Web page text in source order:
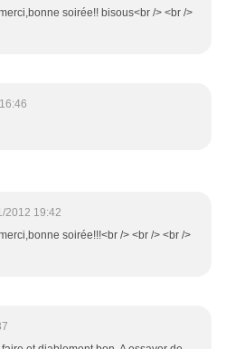
soirée!! bisous<br /> <br />
2012 19:42
soirée!!!<br /> <br /> <br />